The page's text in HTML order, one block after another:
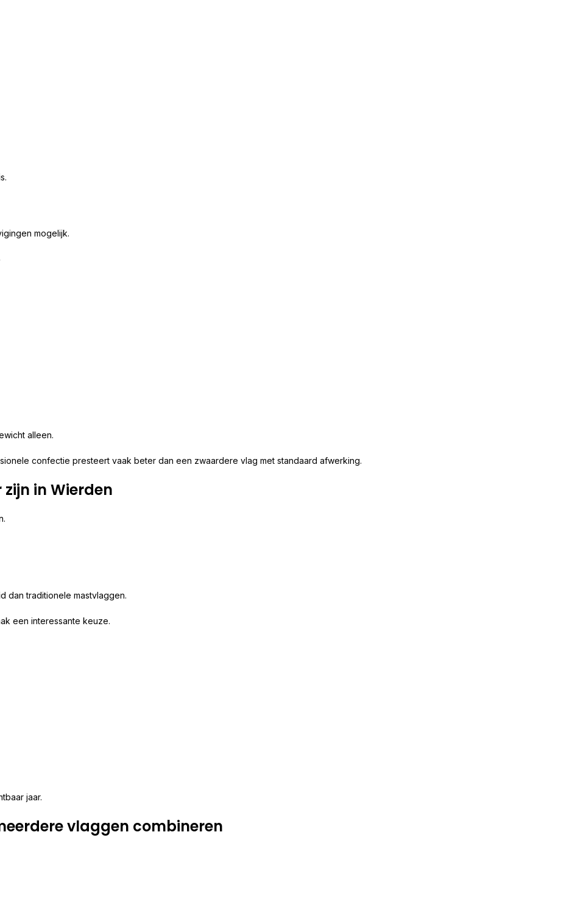
mogelijk.
alleen.
confectie presteert vaak beter dan een zwaardere vlag met standaard afwerking.
in Wierden
dan traditionele mastvlaggen.
een interessante keuze.
jaar.
vlaggen combineren